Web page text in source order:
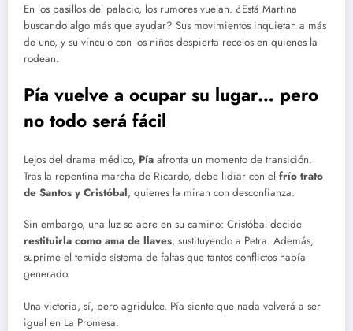
En los pasillos del palacio, los rumores vuelan. ¿Está Martina
buscando algo más que ayudar? Sus movimientos inquietan a más
de uno, y su vínculo con los niños despierta recelos en quienes la
rodean.
Pía vuelve a ocupar su lugar… pero
no todo será fácil
Lejos del drama médico, Pía afronta un momento de transición.
Tras la repentina marcha de Ricardo, debe lidiar con el frío trato
de Santos y Cristóbal, quienes la miran con desconfianza.
Sin embargo, una luz se abre en su camino: Cristóbal decide
restituirla como ama de llaves, sustituyendo a Petra. Además,
suprime el temido sistema de faltas que tantos conflictos había
generado.
Una victoria, sí, pero agridulce. Pía siente que nada volverá a ser
igual en La Promesa.